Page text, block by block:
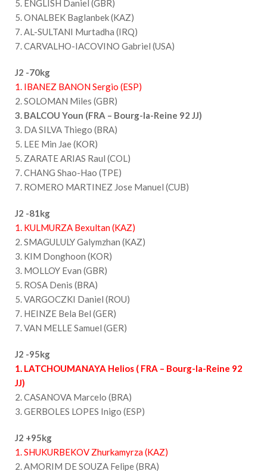
5. ENGLISH Daniel (GBR)
5. ONALBEK Baglanbek (KAZ)
7. AL-SULTANI Murtadha (IRQ)
7. CARVALHO-IACOVINO Gabriel (USA)
J2 -70kg
1. IBANEZ BANON Sergio (ESP)
2. SOLOMAN Miles (GBR)
3. BALCOU Youn (FRA – Bourg-la-Reine 92 JJ)
3. DA SILVA Thiego (BRA)
5. LEE Min Jae (KOR)
5. ZARATE ARIAS Raul (COL)
7. CHANG Shao-Hao (TPE)
7. ROMERO MARTINEZ Jose Manuel (CUB)
J2 -81kg
1. KULMURZA Bexultan (KAZ)
2. SMAGULULY Galymzhan (KAZ)
3. KIM Donghoon (KOR)
3. MOLLOY Evan (GBR)
5. ROSA Denis (BRA)
5. VARGOCZKI Daniel (ROU)
7. HEINZE Bela Bel (GER)
7. VAN MELLE Samuel (GER)
J2 -95kg
1. LATCHOUMANAYA Helios ( FRA – Bourg-la-Reine 92
JJ)
2. CASANOVA Marcelo (BRA)
3. GERBOLES LOPES Inigo (ESP)
J2 +95kg
1. SHUKURBEKOV Zhurkamyrza (KAZ)
2. AMORIM DE SOUZA Felipe (BRA)